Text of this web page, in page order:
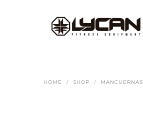
HOME / SHOP / MANCUERNAS